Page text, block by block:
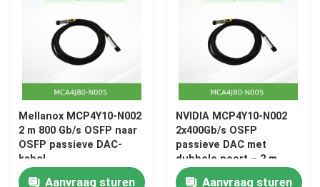
Mellanox MCP4Y10-N002
2 m 800 Gb/s OSFP naar
OSFP passieve DAC-
kabel
Aanvraag sturen
NVIDIA MCP4Y10-N002
2x400Gb/s OSFP
passieve DAC met
dubbele poort – 2 m
direct aangesloten
Aanvraag sturen